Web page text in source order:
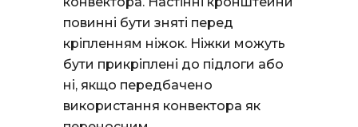
повинні бути зняті перед
кріпленням ніжок. Ніжки можуть
бути прикріплені до підлоги або
ні, якщо передбачено
використання конвектора як